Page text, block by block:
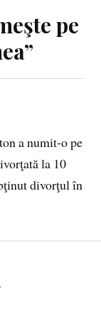
pe
a numit-o pe
la 10
divorţul în